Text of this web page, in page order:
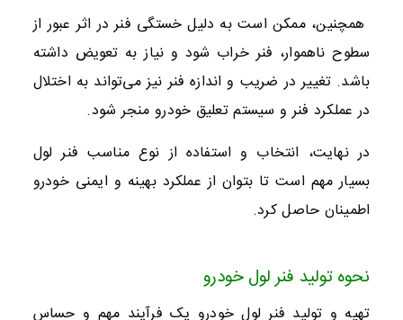
همچنین، ممکن است به دلیل خستگی فنر در اثر عبور از
سطوح ناهموار، فنر خراب شود و نیاز به تعویض داشته
باشد. تغییر در ضریب و اندازه فنر نیز می‌تواند به اختلال
در عملکرد فنر و سیستم تعلیق خودرو منجر شود.
در نهایت، انتخاب و استفاده از نوع مناسب فنر لول
بسیار مهم است تا بتوان از عملکرد بهینه و ایمنی خودرو
اطمینان حاصل کرد.
نحوه تولید فنر لول خودرو
تهیه و تولید فنر لول خودرو یک فرآیند مهم و حساس